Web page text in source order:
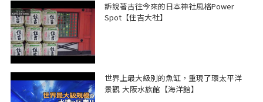
訴說著古往今來的日本神社風格Power
Spot【住吉大社】
世界上最大級別的魚缸，重現了環太平洋
景觀 大阪水族館【海洋館】